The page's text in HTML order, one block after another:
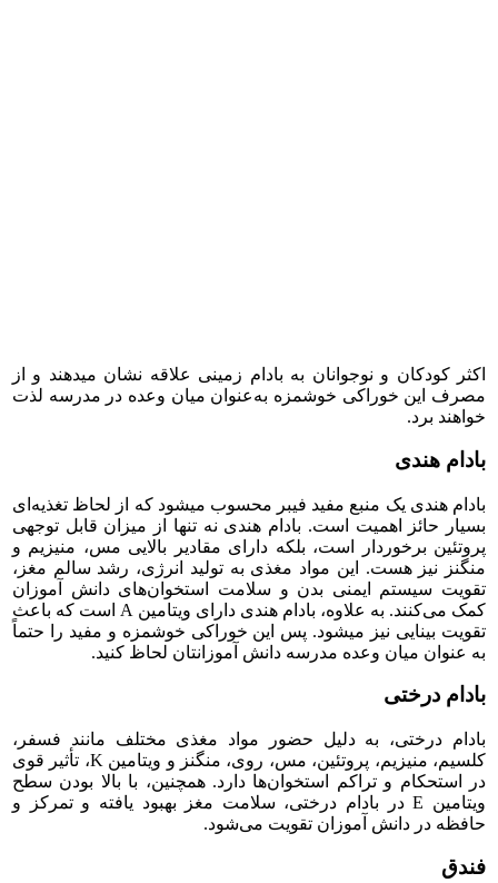
اکثر کودکان و نوجوانان به بادام زمینی علاقه نشان می­دهند و از
مصرف این خوراکی خوشمزه به‌عنوان میان وعده در مدرسه لذت
خواهند برد.
بادام هندی
بادام هندی یک منبع مفید فیبر محسوب می­شود که از لحاظ تغذیه‌ای
بسیار حائز اهمیت است. بادام هندی نه تنها از میزان قابل توجهی
پروتئین برخوردار است، بلکه دارای مقادیر بالایی مس، منیزیم و
منگنز نیز هست. این مواد مغذی به تولید انرژی، رشد سالم مغز،
تقویت سیستم ایمنی بدن و سلامت استخوان‌های دانش آموزان
کمک می‌کنند. به علاوه، بادام هندی دارای ویتامین A است که باعث
تقویت بینایی نیز می­شود. پس این خوراکی خوشمزه و مفید را حتماً
به عنوان میان وعده مدرسه دانش آموزانتان لحاظ کنید.
بادام درختی
بادام درختی، به دلیل حضور مواد مغذی مختلف مانند فسفر،
کلسیم، منیزیم، پروتئین، مس، روی، منگنز و ویتامین K، تأثیر قوی
در استحکام و تراکم استخوان‌ها دارد. همچنین، با بالا بودن سطح
ویتامین E در بادام درختی، سلامت مغز بهبود یافته و تمرکز و
حافظه در دانش آموزان تقویت می‌شود.
فندق